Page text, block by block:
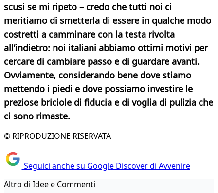
scusi se mi ripeto – credo che tutti noi ci
meritiamo di smetterla di essere in qualche modo
costretti a camminare con la testa rivolta
all’indietro: noi italiani abbiamo ottimi motivi per
cercare di cambiare passo e di guardare avanti.
Ovviamente, considerando bene dove stiamo
mettendo i piedi e dove possiamo investire le
preziose briciole di fiducia e di voglia di pulizia che
ci sono rimaste.
© RIPRODUZIONE RISERVATA
Seguici anche su Google Discover di Avvenire
Altro di Idee e Commenti